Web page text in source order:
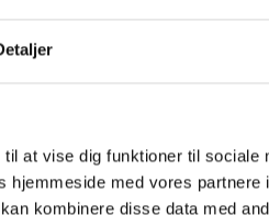
at vise dig funktioner til sociale
med vores partnere
kombinere disse data med
uddannelse med løn –
for at søge puljer og fonde